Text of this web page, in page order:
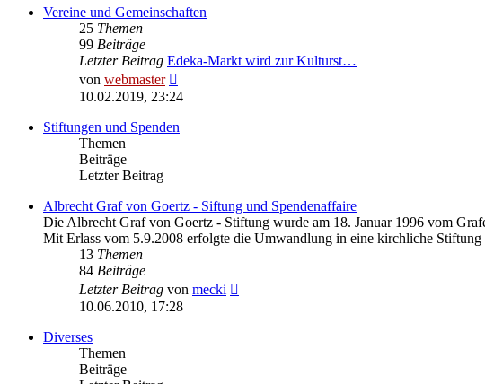
Vereine und Gemeinschaften
25 Themen
99 Beiträge
Letzter Beitrag Edeka-Markt wird zur Kulturst…
von webmaster
Beitrag
10.02.2019, 23:24
Stiftungen und Spenden
Themen
Beiträge
Letzter Beitrag
Albrecht Graf von Goertz - Siftung und Spendenaffaire
Die Albrecht Graf von Goertz - Stiftung wurde am 18. Januar 1996 vom
Mit Erlass vom 5.9.2008 erfolgte die Umwandlung in eine kirchliche
13 Themen
84 Beiträge
Letzter Beitrag von mecki
10.06.2010, 17:28
Diverses
Themen
Beiträge